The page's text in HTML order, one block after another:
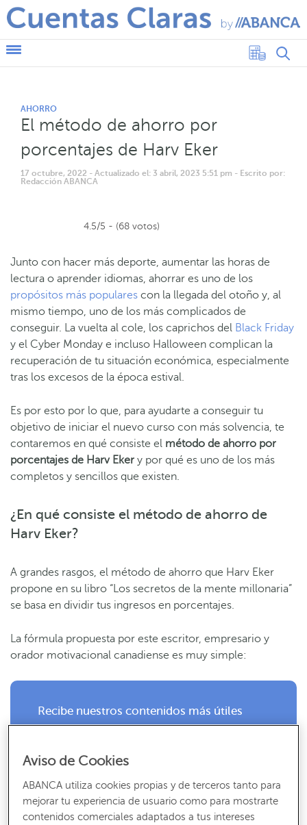
AHORRO
El método de ahorro por
porcentajes de Harv Eker
17 octubre, 2022 - Actualizado el: 3 abril, 2023 5:51 pm - Escrito por:
Redacción ABANCA
4.5/5 - (68 votos)
Junto con hacer más deporte, aumentar las horas de
lectura o aprender idiomas, ahorrar es uno de los
propósitos más populares con la llegada del otoño y, al
mismo tiempo, uno de los más complicados de
conseguir. La vuelta al cole, los caprichos del Black Friday
y el Cyber Monday e incluso Halloween complican la
recuperación de tu situación económica, especialmente
tras los excesos de la época estival.
Es por esto por lo que, para ayudarte a conseguir tu
objetivo de iniciar el nuevo curso con más solvencia, te
contaremos en qué consiste el método de ahorro por
porcentajes de Harv Eker y por qué es uno de los más
completos y sencillos que existen.
¿En qué consiste el método de ahorro de
Harv Eker?
A grandes rasgos, el método de ahorro que Harv Eker
propone en su libro “Los secretos de la mente millonaria”
se basa en dividir tus ingresos en porcentajes.
La fórmula propuesta por este escritor, empresario y
orador motivacional canadiense es muy simple:
Recibe nuestros contenidos más útiles
SUSCRÍBETE
Aviso de Cookies
ABANCA utiliza cookies propias y de terceros tanto para
mejorar tu experiencia de usuario como para mostrarte
contenidos comerciales adaptados a tus intereses